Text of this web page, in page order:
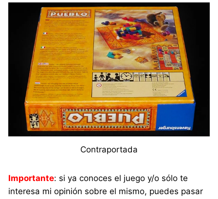
Contraportada
Importante: si ya conoces el juego y/o sólo te
interesa mi opinión sobre el mismo, puedes pasar